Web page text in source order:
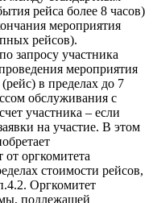
рейса более 8 часов)
мероприятия
рейсов).
запросу участника
мероприятия
в пределах до 7
обслуживания с
участника – если
на участие. В этом
оргкомитета
стоимости рейсов,
Оргкомитет
подлежащей